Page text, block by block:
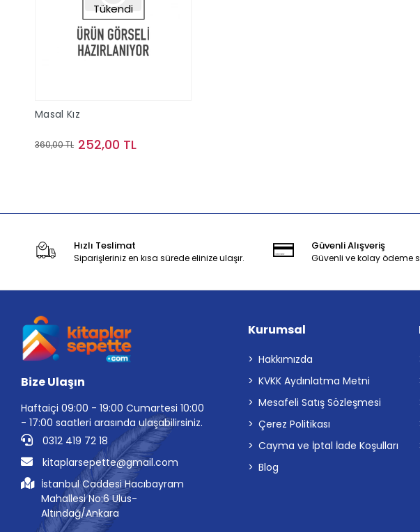
Tükendi
Masal Kız
360,00 TL 252,00 TL
Hızlı Teslimat
Siparişleriniz en kısa sürede elinize ulaşır.
Güvenli Alışveriş
Güvenli ve kolay ödeme
Bize Ulaşın
Haftaiçi 09:00 - 19:00 Cumartesi 10:00
- 17:00 saatleri arasında ulaşabilirsiniz.
0312 419 72 18
kitaplarsepette@gmail.com
İstanbul Caddesi Hacıbayram
Mahallesi No:6 Ulus-
Altındağ/Ankara
Kurumsal
Hakkımızda
KVKK Aydınlatma Metni
Mesafeli Satış Sözleşmesi
Çerez Politikası
Cayma ve İptal İade Koşulları
Blog